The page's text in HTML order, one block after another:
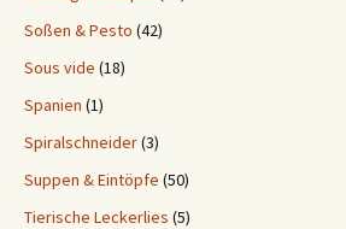
Soßen & Pesto (42)
Sous vide (18)
Spanien (1)
Spiralschneider(3)
Suppen & Eintöpfe (50)
Tierische Leckerlies (5)